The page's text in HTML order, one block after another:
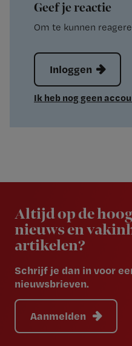
Geef je reactie
Om te kunnen
Inloggen
Ik heb nog geen
Altijd op de
nieuws en
artikelen?
Schrijf je dan in voor
nieuwsbrieven.
Aanmelden